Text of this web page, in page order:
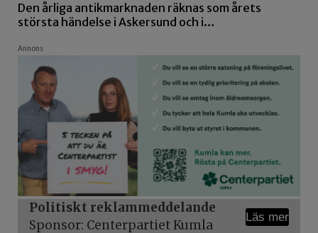
Den årliga antikmarknaden räknas som årets
största händelse i Askersund och i…
Annons
Politiskt reklammeddelande
Sponsor: Centerpartiet Kumla
Läs mer